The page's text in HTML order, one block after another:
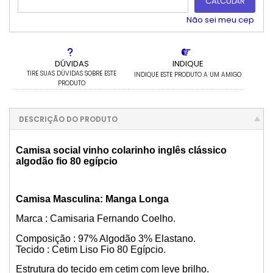
DÚVIDAS
TIRE SUAS DÚVIDAS SOBRE ESTE
PRODUTO
INDIQUE
INDIQUE ESTE PRODUTO A UM AMIGO
5x com juros de R$ 164,46
6x com juros de R$ 139,01
11x com juros de R$ 81,17
12x com juros de R$ 75,39
Não sei meu cep
DESCRIÇÃO DO PRODUTO
Camisa social vinho colarinho inglês clássico
algodão fio 80 egípcio
Camisa Masculina: Manga Longa
Marca : Camisaria Fernando Coelho.
Composição : 97% Algodão 3% Elastano.
Tecido : Cetim Liso Fio 80 Egípcio.
Estrutura do tecido em cetim com leve brilho.